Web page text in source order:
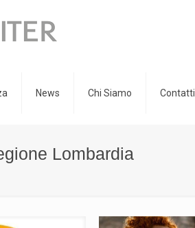
News Chi Siamo Contatti
Lombardia